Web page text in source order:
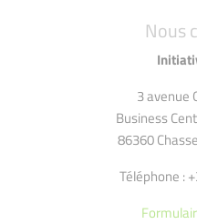
Nous
3 avenue
Business
86360
Téléphone :